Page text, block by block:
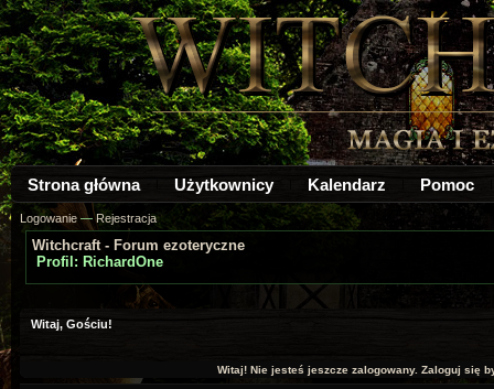
Strona główna Użytkownicy Kalendarz Pomoc
Logowanie —Rejestracja
Witchcraft - Forum ezoteryczne
Profil: RichardOne
Witaj, Gościu!
Witaj! Nie jesteś jeszcze zalogowany. Zaloguj się